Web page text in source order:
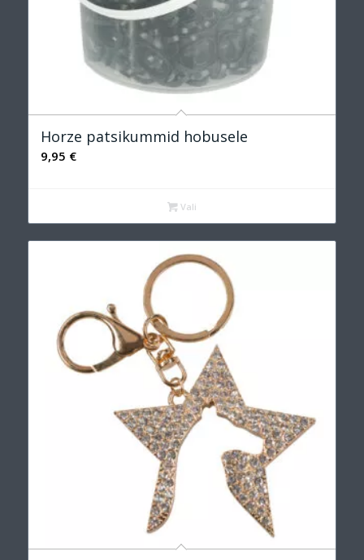
Horze patsikummid hobusele
9,95 €
Vali